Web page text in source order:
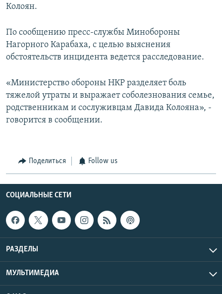
Колоян.
По сообщению пресс-службы Минобороны
Нагорного Карабаха, с целью выяснения
обстоятельств инцидента ведется расследование.
«Министерство обороны НКР разделяет боль
тяжелой утраты и выражает соболезнования семье,
родственникам и сослуживцам Давида Колояна», -
говорится в сообщении.
Поделиться Follow us
СОЦИАЛЬНЫЕ СЕТИ
РАЗДЕЛЫ
МУЛЬТИМЕДИА